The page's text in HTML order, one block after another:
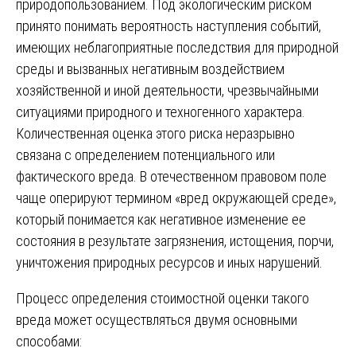
природопользованием. Под экологическим риском
принято понимать вероятность наступления событий,
имеющих неблагоприятные последствия для природной
среды и вызванных негативным воздействием
хозяйственной и иной деятельности, чрезвычайными
ситуациями природного и техногенного характера.
Количественная оценка этого риска неразрывно
связана с определением потенциального или
фактического вреда. В отечественном правовом поле
чаще оперируют термином «вред окружающей среде»,
который понимается как негативное изменение ее
состояния в результате загрязнения, истощения, порчи,
уничтожения природных ресурсов и иных нарушений.
Процесс определения стоимостной оценки такого
вреда может осуществляться двумя основными
способами: